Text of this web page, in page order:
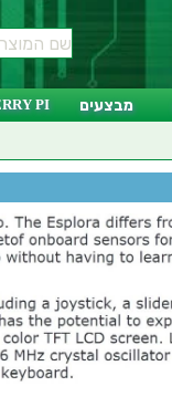
מבצעים PI